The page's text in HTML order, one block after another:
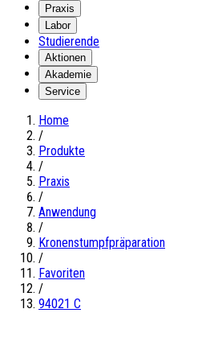
Praxis
Labor
Studierende
Aktionen
Akademie
Service
Home
/
Produkte
/
Praxis
/
Anwendung
/
Kronenstumpfpräparation
/
Favoriten
/
94021 C